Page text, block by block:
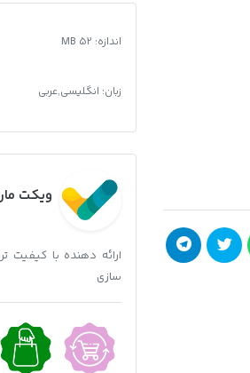
اندازه: 52 MB
زبان: انگلیسی,عربی
ویکت
ارائه دهنده با
سازی